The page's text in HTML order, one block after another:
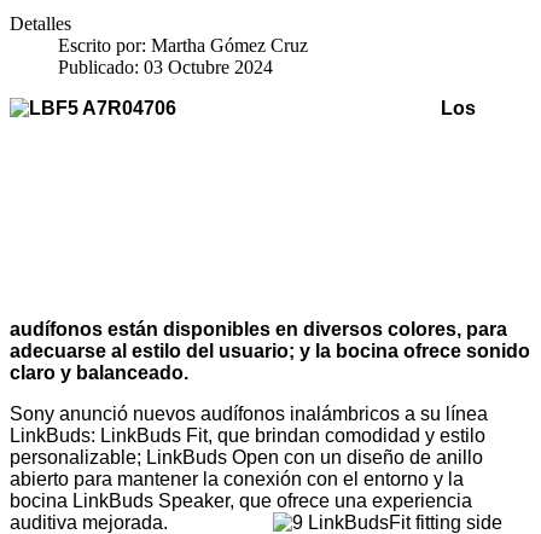
Detalles
Escrito por: Martha Gómez Cruz
Publicado: 03 Octubre 2024
Los
audífonos están disponibles en diversos colores, para
adecuarse al estilo del usuario; y la bocina ofrece sonido
claro y balanceado.
Sony anunció nuevos audífonos inalámbricos a su línea
LinkBuds: LinkBuds Fit, que brindan comodidad y estilo
personalizable; LinkBuds Open con un diseño de anillo
abierto para mantener la conexión con el entorno y la
bocina LinkBuds Speaker, que ofrece una experiencia
auditiva mejorada.